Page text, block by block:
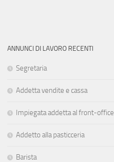
ANNUNCI DI LAVORO RECENTI
Segretaria
Addetta vendite e cassa
Impiegata addetta al front-office
Addetto alla pasticceria
Barista